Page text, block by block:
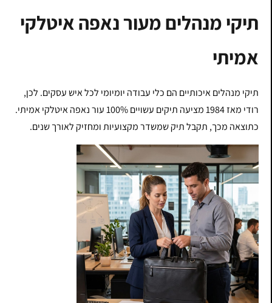
תיקי מנהלים מעור נאפה איטלקי
אמיתי
תיקי מנהלים איכותיים הם כלי עבודה יומיומי לכל איש עסקים. לכן,
רודי מאז 1984 מציעה תיקים עשויים 100% עור נאפה איטלקי אמיתי.
כתוצאה מכך, תקבל תיק שמשדר מקצועיות ומחזיק לאורך שנים.